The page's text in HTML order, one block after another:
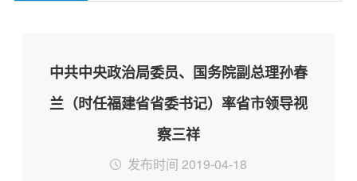
中共中央政治局委员、国务院副总理孙春
兰（时任福建省省委书记）率省市领导视
察三祥
发布时间 2019-04-18